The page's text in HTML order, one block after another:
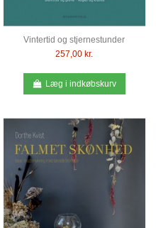
Vintertid og stjernestunder
257,00 kr.
Læg i indkøbskurv